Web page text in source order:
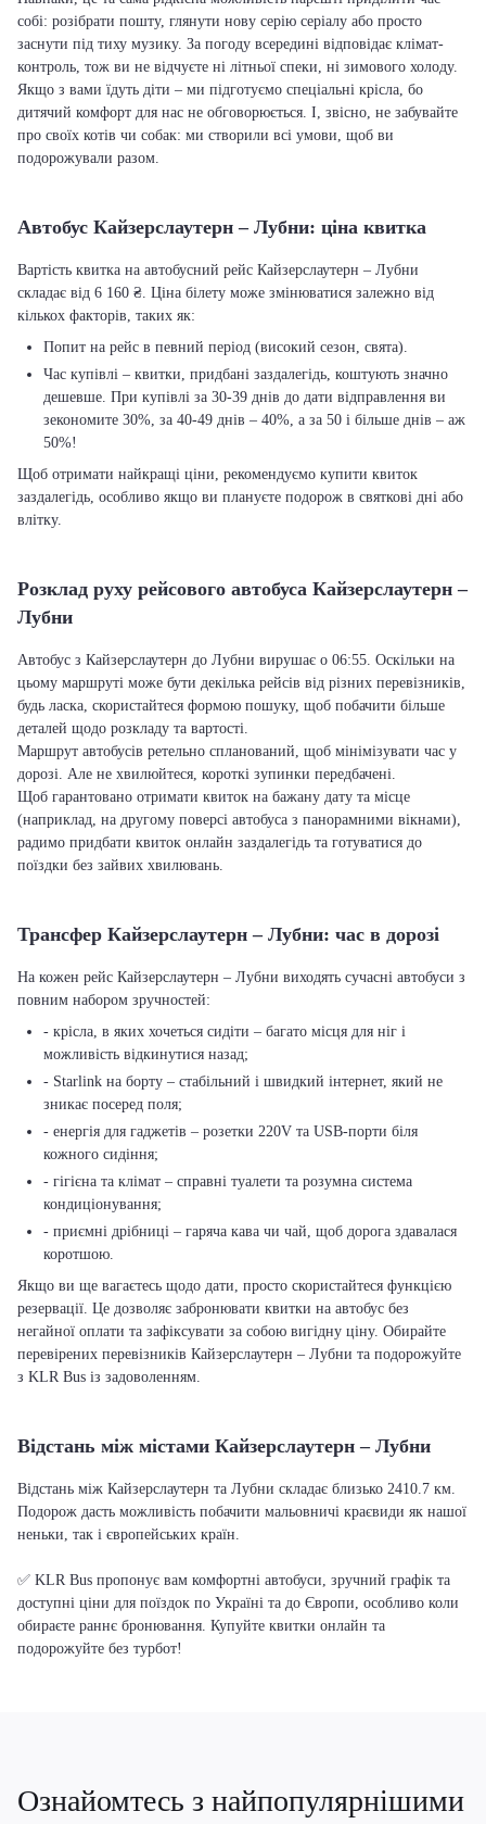
собі: розібрати пошту, глянути нову серію серіалу або просто
заснути під тиху музику. За погоду всередині відповідає клімат-
контроль, тож ви не відчуєте ні літньої спеки, ні зимового холоду.
Якщо з вами їдуть діти – ми підготуємо спеціальні крісла, бо
дитячий комфорт для нас не обговорюється. І, звісно, не забувайте
про своїх котів чи собак: ми створили всі умови, щоб ви
подорожували разом.
Автобус Кайзерслаутерн – Лубни: ціна квитка
Вартість квитка на автобусний рейс Кайзерслаутерн – Лубни
складає від 6 160 ₴. Ціна білету може змінюватися залежно від
кількох факторів, таких як:
Попит на рейс в певний період (високий сезон, свята).
Час купівлі – квитки, придбані заздалегідь, коштують значно
дешевше. При купівлі за 30-39 днів до дати відправлення ви
зекономите 30%, за 40-49 днів – 40%, а за 50 і більше днів – аж
50%!
Щоб отримати найкращі ціни, рекомендуємо купити квиток
заздалегідь, особливо якщо ви плануєте подорож в святкові дні або
влітку.
Розклад руху рейсового автобуса Кайзерслаутерн –
Лубни
Автобус з Кайзерслаутерн до Лубни вирушає о 06:55. Оскільки на
цьому маршруті може бути декілька рейсів від різних перевізників,
будь ласка, скористайтеся формою пошуку, щоб побачити більше
деталей щодо розкладу та вартості.
Маршрут автобусів ретельно спланований, щоб мінімізувати час у
дорозі. Але не хвилюйтеся, короткі зупинки передбачені.
Щоб гарантовано отримати квиток на бажану дату та місце
(наприклад, на другому поверсі автобуса з панорамними вікнами),
радимо придбати квиток онлайн заздалегідь та готуватися до
поїздки без зайвих хвилювань.
Трансфер Кайзерслаутерн – Лубни: час в дорозі
На кожен рейс Кайзерслаутерн – Лубни виходять сучасні автобуси з
повним набором зручностей:
- крісла, в яких хочеться сидіти – багато місця для ніг і
можливість відкинутися назад;
- Starlink на борту – стабільний і швидкий інтернет, який не
зникає посеред поля;
- енергія для гаджетів – розетки 220V та USB-порти біля
кожного сидіння;
- гігієна та клімат – справні туалети та розумна система
кондиціонування;
- приємні дрібниці – гаряча кава чи чай, щоб дорога здавалася
коротшою.
Якщо ви ще вагаєтесь щодо дати, просто скористайтеся функцією
резервації. Це дозволяє забронювати квитки на автобус без
негайної оплати та зафіксувати за собою вигідну ціну. Обирайте
перевірених перевізників Кайзерслаутерн – Лубни та подорожуйте
з KLR Bus із задоволенням.
Відстань між містами Кайзерслаутерн – Лубни
Відстань між Кайзерслаутерн та Лубни складає близько 2410.7 км.
Подорож дасть можливість побачити мальовничі краєвиди як нашої
неньки, так і європейських країн.
✅ KLR Bus пропонує вам комфортні автобуси, зручний графік та
доступні ціни для поїздок по Україні та до Європи, особливо коли
обираєте раннє бронювання. Купуйте квитки онлайн та
подорожуйте без турбот!
Ознайомтесь з найпопулярнішими